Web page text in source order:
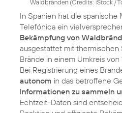
Waldbränden (Credits: iStock /
In Spanien hat die
Telefónica ein
Bekämpfung von
ausgestattet mit thermischen
Brände in einem Umkreis
Bei Registrierung eines
autonom in das betroffene
Informationen zu sammeln
Echtzeit-Daten sind